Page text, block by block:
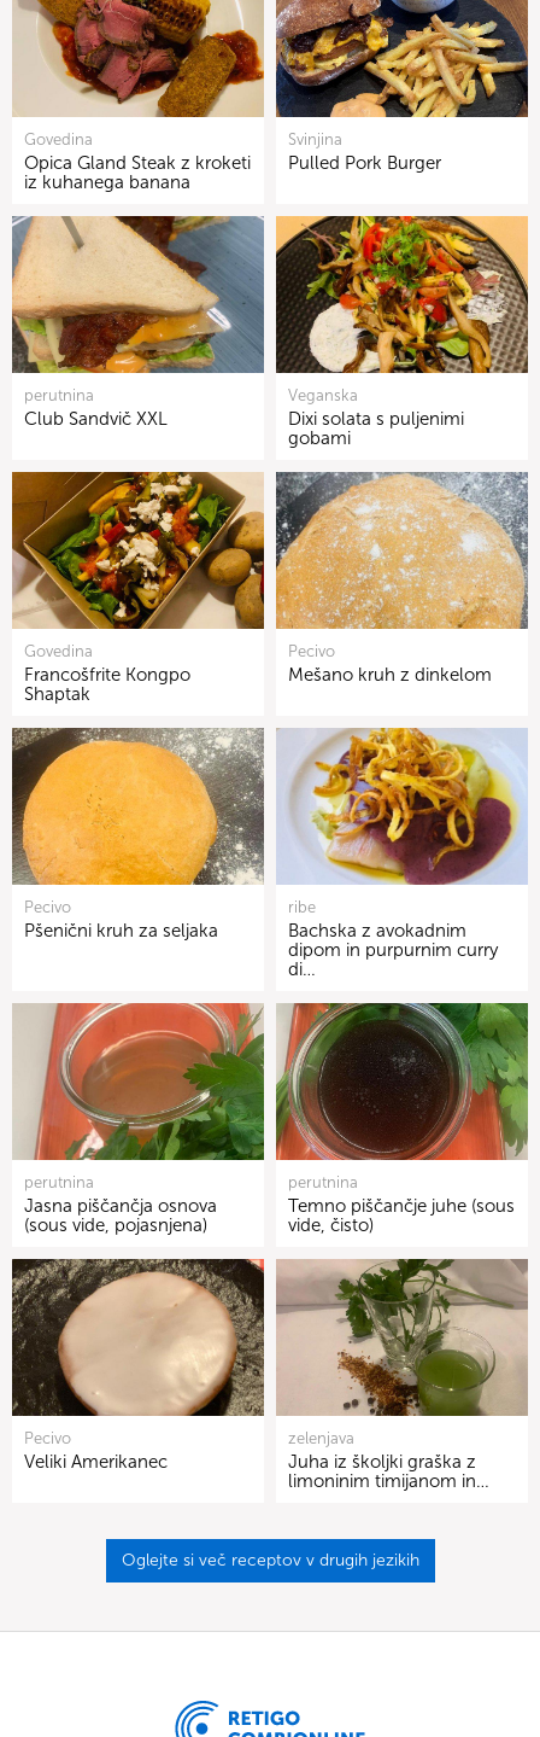
Govedina
Opica Gland Steak z kroketi
iz kuhanega banana
Svinjina
Pulled Pork Burger
perutnina
Club Sandvič XXL
Veganska
Dixi solata s puljenimi
gobami
Govedina
Francošfrite Kongpo
Shaptak
Pecivo
Mešano kruh z dinkelom
Pecivo
Pšenični kruh za seljaka
ribe
Bachska z avokadnim
dipom in purpurnim curry
di…
perutnina
Jasna piščančja osnova
(sous vide, pojasnjena)
perutnina
Temno piščančje juhe (sous
vide, čisto)
Pecivo
Veliki Amerikanec
zelenjava
Juha iz školjki graška z
limoninim timijanom in…
Oglejte si več receptov v drugih jezikih